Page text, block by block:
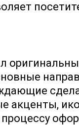
акценты,
процессу